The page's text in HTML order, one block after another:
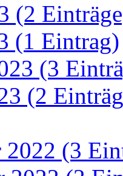
(2
(1 Eintrag)
(3
(2
2022 (3